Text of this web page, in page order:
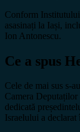
Conform
asasinați la Iași,
Ion Antonescu.
Ce a spus
Cele de mai sus s-
Camera Deputaților
dedicată
Israelului a